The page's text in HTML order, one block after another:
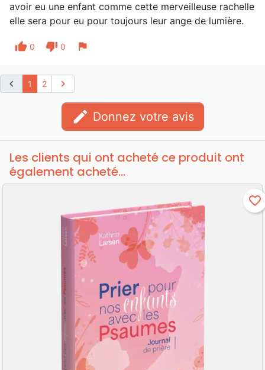
avoir eu une enfant comme cette merveilleuse rachelle
elle sera pour eu pour toujours leur ange de lumière.
thumb_up 0 thumb_down 0 flag
chevron_left 1 2 chevron_right
edit Donnez votre avis
Les clients qui ont acheté ce produit ont
également acheté...
favorite_border